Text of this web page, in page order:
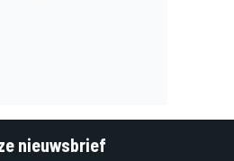
nieuwsbrief